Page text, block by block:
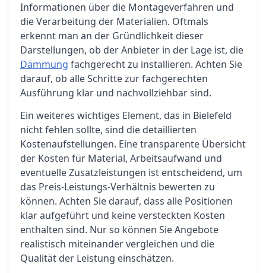
Informationen über die Montageverfahren und
die Verarbeitung der Materialien. Oftmals
erkennt man an der Gründlichkeit dieser
Darstellungen, ob der Anbieter in der Lage ist, die
Dämmung fachgerecht zu installieren. Achten Sie
darauf, ob alle Schritte zur fachgerechten
Ausführung klar und nachvollziehbar sind.
Ein weiteres wichtiges Element, das in Bielefeld
nicht fehlen sollte, sind die detaillierten
Kostenaufstellungen. Eine transparente Übersicht
der Kosten für Material, Arbeitsaufwand und
eventuelle Zusatzleistungen ist entscheidend, um
das Preis-Leistungs-Verhältnis bewerten zu
können. Achten Sie darauf, dass alle Positionen
klar aufgeführt und keine versteckten Kosten
enthalten sind. Nur so können Sie Angebote
realistisch miteinander vergleichen und die
Qualität der Leistung einschätzen.